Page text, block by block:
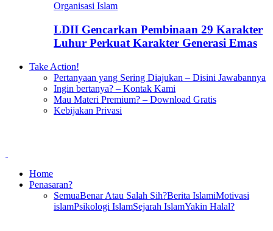
Organisasi Islam
LDII Gencarkan Pembinaan 29 Karakter
Luhur Perkuat Karakter Generasi Emas
Take Action!
Pertanyaan yang Sering Diajukan – Disini Jawabannya
Ingin bertanya? – Kontak Kami
Mau Materi Premium? – Download Gratis
Kebijakan Privasi
Home
Penasaran?
SemuaBenar Atau Salah Sih?Berita IslamiMotivasi
islamPsikologi IslamSejarah IslamYakin Halal?